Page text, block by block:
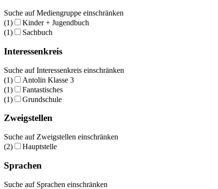
Suche auf Mediengruppe einschränken
(1)
Kinder + Jugendbuch
(1)
Sachbuch
Interessenkreis
Suche auf Interessenkreis einschränken
(1)
Antolin Klasse 3
(1)
Fantastisches
(1)
Grundschule
Zweigstellen
Suche auf Zweigstellen einschränken
(2)
Hauptstelle
Sprachen
Suche auf Sprachen einschränken